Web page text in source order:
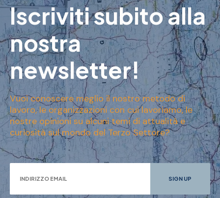
Iscriviti subito alla
nostra
newsletter!
Vuoi conoscere meglio il nostro metodo di
lavoro, le organizzazioni con cui lavoriamo, le
nostre opinioni su alcuni temi di attualità e
curiosità sul mondo del Terzo Settore?